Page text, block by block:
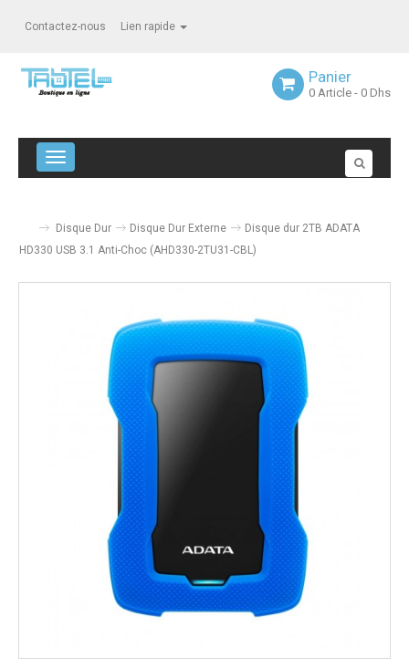
Contactez-nous Lien rapide
Panier
0 Article - 0 Dhs
Navigation bascule
Disque Dur Disque Dur Externe
Disque dur 2TB ADATA
HD330 USB 3.1 Anti-Choc (AHD330-2TU31-CBL)